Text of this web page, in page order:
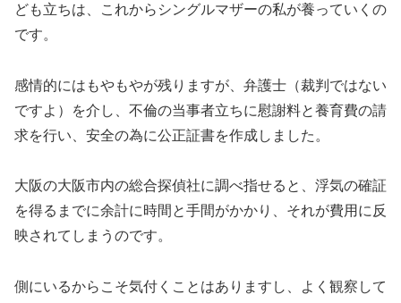
ども立ちは、これからシングルマザーの私が養っていくの
です。
感情的にはもやもやが残りますが、弁護士（裁判ではない
ですよ）を介し、不倫の当事者立ちに慰謝料と養育費の請
求を行い、安全の為に公正証書を作成しました。
大阪の大阪市内の総合探偵社に調べ指せると、浮気の確証
を得るまでに余計に時間と手間がかかり、それが費用に反
映されてしまうのです。
側にいるからこそ気付くことはありますし、よく観察して